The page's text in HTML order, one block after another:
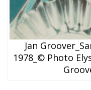
Jan
1978_© Photo